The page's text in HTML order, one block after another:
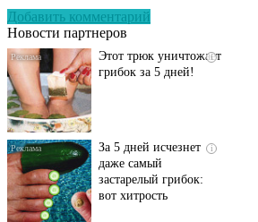
Добавить комментарий
Новости партнеров
Этот трюк уничтожает
грибок за 5 дней!
За 5 дней исчезнет
даже самый
застарелый грибок:
вот хитрость